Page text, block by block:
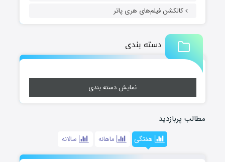
کالکشن فیلم‌های هری پاتر
دسته بندی
نمایش دسته بندی
مطالب پربازدید
هفتگی ماهانه سالانه